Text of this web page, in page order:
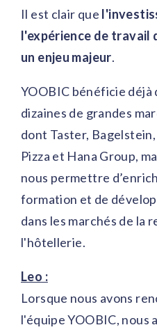
Il est clair que
l'expérience de travail
un enjeu majeur.
YOOBIC bénéficie déjà
dizaines de grandes
dont Taster,
Pizza et Hana Group,
nous permettre
formation et de
dans les marchés de la
l'hôtellerie.
Leo :
Lorsque nous avons
l'équipe YOOBIC, nous